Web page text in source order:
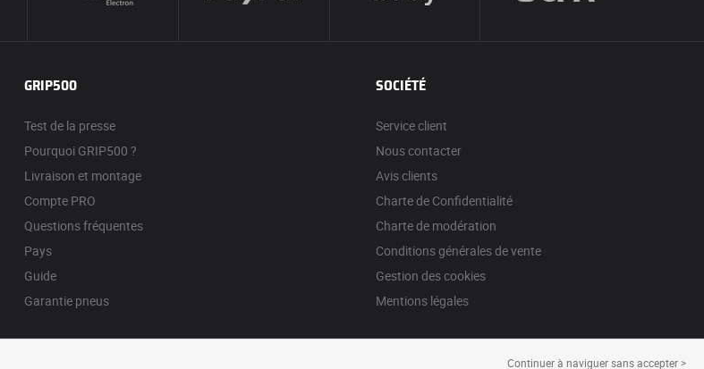
GRIP500
Test de la presse
Pourquoi GRIP500 ?
Livraison et montage
Compte PRO
Questions fréquentes
Pays
Guide
Garantie pneus
SOCIÉTÉ
Service client
Nous contacter
Avis clients
Charte de Confidentialité
Charte de modération
Conditions générales de vente
Gestion des cookies
Mentions légales
Continuer à naviguer sans accepter >